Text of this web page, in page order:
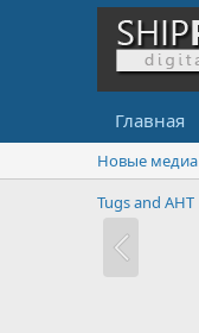
Главная
Новые медиа
Tugs and AHT